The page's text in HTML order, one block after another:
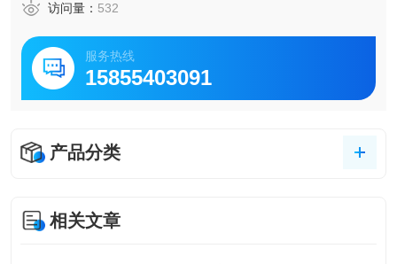
访问量： 532
服务热线
15855403091
产品分类
相关文章